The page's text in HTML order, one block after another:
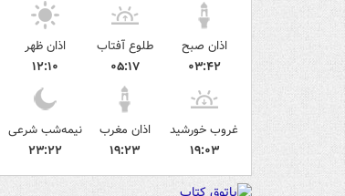
اذان صبح
۰۳:۴۲
طلوع آفتاب
۰۵:۱۷
اذان ظهر
۱۲:۱۰
غروب خورشید
۱۹:۰۳
اذان مغرب
۱۹:۲۳
نیمه‌شب شرعی
۲۳:۲۲